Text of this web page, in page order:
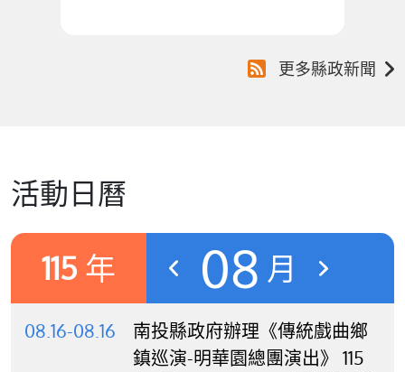
更多縣政新聞
活動日曆
115 年 08 月
08.16-08.16
南投縣政府辦理《傳統戲曲鄉
鎮巡演-明華園總團演出》 115